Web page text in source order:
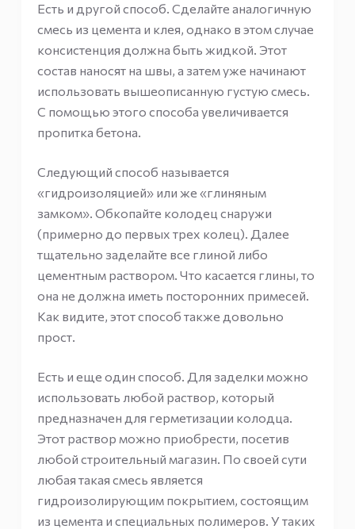
Есть и другой способ. Сделайте аналогичную
смесь из цемента и клея, однако в этом случае
консистенция должна быть жидкой. Этот
состав наносят на швы, а затем уже начинают
использовать вышеописанную густую смесь.
С помощью этого способа увеличивается
пропитка бетона.
Следующий способ называется
«гидроизоляцией» или же «глиняным
замком». Обкопайте колодец снаружи
(примерно до первых трех колец). Далее
тщательно заделайте все глиной либо
цементным раствором. Что касается глины, то
она не должна иметь посторонних примесей.
Как видите, этот способ также довольно
прост.
Есть и еще один способ. Для заделки можно
использовать любой раствор, который
предназначен для герметизации колодца.
Этот раствор можно приобрести, посетив
любой строительный магазин. По своей сути
любая такая смесь является
гидроизолирующим покрытием, состоящим
из цемента и специальных полимеров. У таких